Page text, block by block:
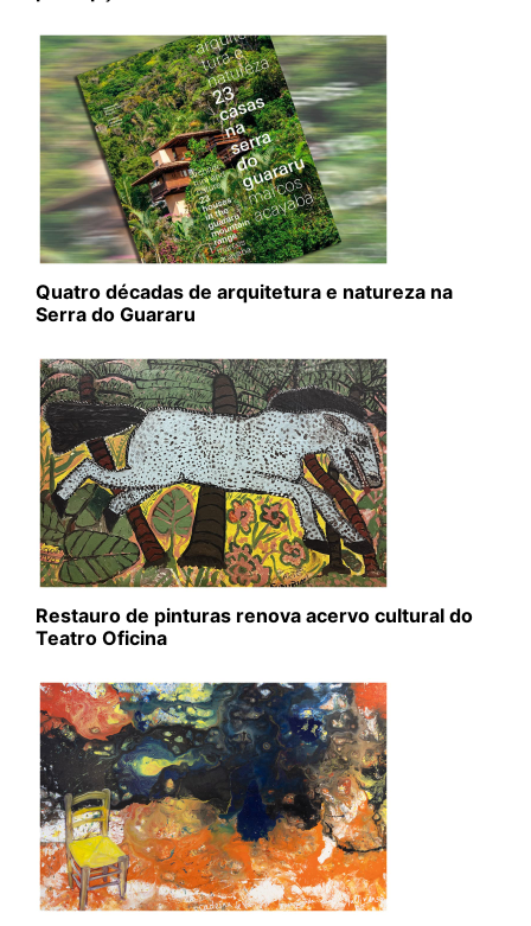
Quatro décadas de arquitetura e natureza na
Serra do Guararu
Restauro de pinturas renova acervo cultural do
Teatro Oficina